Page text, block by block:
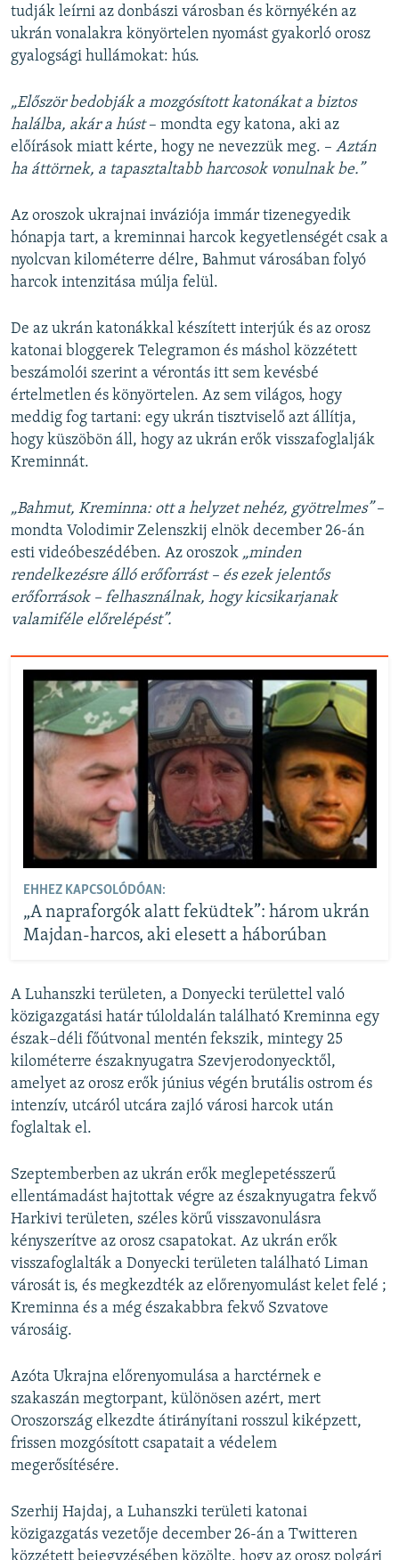
tudják leírni az donbászi városban és környékén az
ukrán vonalakra könyörtelen nyomást gyakorló orosz
gyalogsági hullámokat: hús.
„Először bedobják a mozgósított katonákat a biztos
halálba, akár a húst– mondta egy katona, aki az
előírások miatt kérte, hogy ne nevezzük meg. – Aztán
ha áttörnek, a tapasztaltabb harcosok vonulnak be.”
Az oroszok ukrajnai inváziója immár tizenegyedik
hónapja tart, a kreminnai harcok kegyetlenségét csak a
nyolcvan kilométerre délre, Bahmut városában folyó
harcok intenzitása múlja felül.
De az ukrán katonákkal készített interjúk és az orosz
katonai bloggerek Telegramon és máshol közzétett
beszámolói szerint a vérontás itt sem kevésbé
értelmetlen és könyörtelen. Az sem világos, hogy
meddig fog tartani: egy ukrán tisztviselő azt állítja,
hogy küszöbön áll, hogy az ukrán erők visszafoglalják
Kreminnát.
„Bahmut, Kreminna: ott a helyzet nehéz, gyötrelmes”–
mondta Volodimir Zelenszkij elnök december 26-án
esti videóbeszédében. Az oroszok „minden
rendelkezésre álló erőforrást – és ezek jelentős
erőforrások – felhasználnak, hogy kicsikarjanak
valamiféle előrelépést”.
EHHEZ KAPCSOLÓDÓAN:
„A napraforgók alatt feküdtek”: három ukrán
Majdan-harcos, aki elesett a háborúban
A Luhanszki területen, a Donyecki területtel való
közigazgatási határ túloldalán található Kreminna egy
észak–déli főútvonal mentén fekszik, mintegy 25
kilométerre északnyugatra Szevjerodonyecktől,
amelyet az orosz erők június végén brutális ostrom és
intenzív, utcáról utcára zajló városi harcok után
foglaltak el.
Szeptemberben az ukrán erők meglepetésszerű
ellentámadást hajtottak végre az északnyugatra fekvő
Harkivi területen, széles körű visszavonulásra
kényszerítve az orosz csapatokat. Az ukrán erők
visszafoglalták a Donyecki területen található Liman
városát is, és megkezdték az előrenyomulást kelet felé ;
Kreminna és a még északabbra fekvő Szvatove
városáig.
Azóta Ukrajna előrenyomulása a harctérnek e
szakaszán megtorpant, különösen azért, mert
Oroszország elkezdte átirányítani rosszul kiképzett,
frissen mozgósított csapatait a védelem
megerősítésére.
Szerhij Hajdaj, a Luhanszki területi katonai
közigazgatás vezetője december 26-án a Twitteren
közzétett bejegyzésében közölte, hogy az orosz polgári